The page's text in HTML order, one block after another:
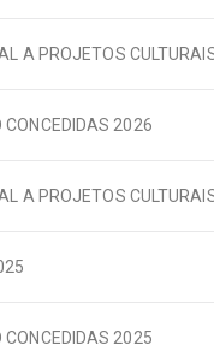
A PROJETOS
CONCEDIDAS 2026
A PROJETOS
CONCEDIDAS 2025